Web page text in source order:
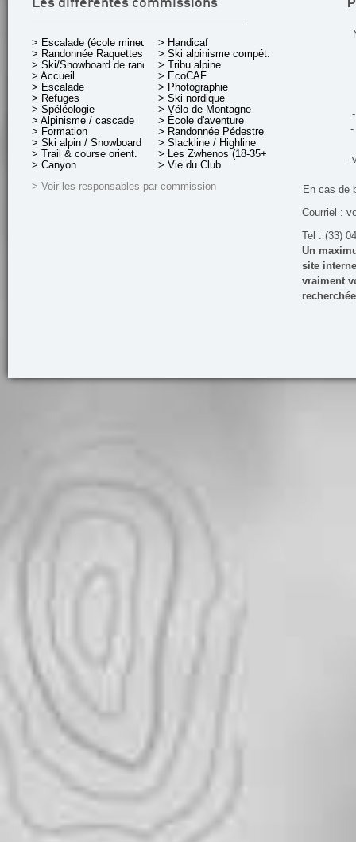
Les différentes commissions
> Escalade (école mineurs)
> Randonnée Raquettes
> Ski/Snowboard de rando.
> Accueil
> Escalade
> Refuges
> Spéléologie
> Alpinisme / cascade
> Formation
> Ski alpin / Snowboard
> Trail & course orient.
> Canyon
> Handicaf
> Ski alpinisme compét.
> Tribu alpine
> EcoCAF
> Photographie
> Ski nordique
> Vélo de Montagne
> École d'aventure
> Randonnée Pédestre
> Slackline / Highline
> Les Zwhenos (18-35+ ans)
> Vie du Club
> Voir les responsables par commission
-
-
En cas de
Courriel :
Tel : (33)
Un
site
vraiment